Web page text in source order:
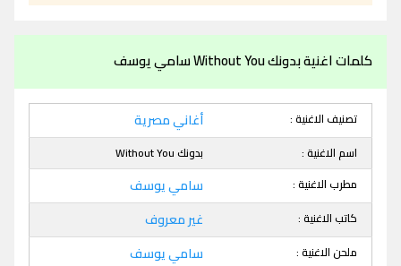
كلمات اغنية بدونك Without You سامي يوسف
تصنيف الاغنية : أغاني مصرية
اسم الاغنية :
بدونك Without You
مطرب الاغنية :
سامي يوسف
كاتب الاغنية : غير معروف
ملحن الاغنية : سامي يوسف